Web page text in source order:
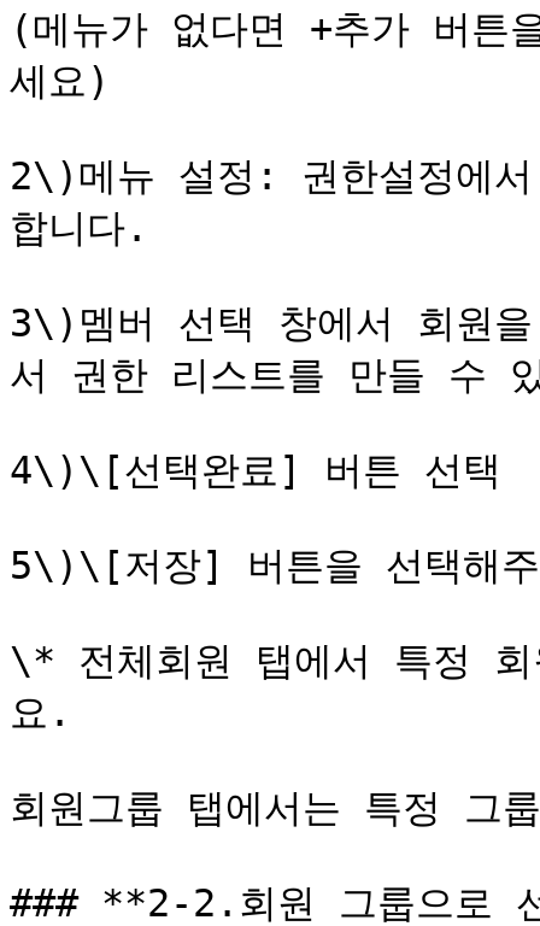
(메뉴가 없다면 +추가 버튼
세요)
2\)메뉴 설정: 권한설정에
합니다.
3\)멤버 선택 창에서 회원
서 권한 리스트를 만들 수
4\)\[선택완료] 버튼 선택
5\)\[저장] 버튼을 선택해
\* 전체회원 탭에서 특정 회
요.
회원그룹 탭에서는 특정 그
### **2-2.회원 그룹으로